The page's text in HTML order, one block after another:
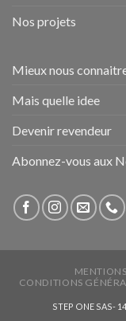
Nos projets
Mieux nous
Mais quelle idee
Devenir revendeur
Abonnez-vous aux
CONDITIONS
STEP ONE SAS-